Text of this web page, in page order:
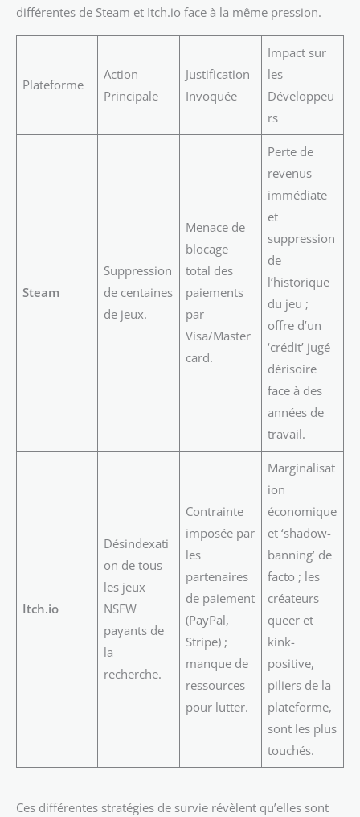
différentes de Steam et Itch.io face à la même pression.
Plateforme
Action
Principale
Justification
Invoquée
Impact sur
les
Développeu
rs
Steam
Suppression
de centaines
de jeux.
Menace de
blocage
total des
paiements
par
Visa/Master
card.
Perte de
revenus
immédiate
et
suppression
de
l’historique
du jeu ;
offre d’un
‘crédit’ jugé
dérisoire
face à des
années de
travail.
Itch.io
Désindexati
on de tous
les jeux
NSFW
payants de
la
recherche.
Contrainte
imposée par
les
partenaires
de paiement
(PayPal,
Stripe) ;
manque de
ressources
pour lutter.
Marginalisat
ion
économique
et ‘shadow-
banning’ de
facto ; les
créateurs
queer et
kink-
positive,
piliers de la
plateforme,
sont les plus
touchés.
Ces différentes stratégies de survie révèlent qu’elles sont